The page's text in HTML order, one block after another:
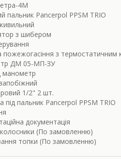
4М
пальник Pancerpol PPSM TRIO
з шибером
пожежогасіння з термостатичним
ДМ 05-МП-ЗУ
манометр
1/2" 2 шт.
під пальник Pancerpol PPSM TRIO
документація
колосники (По замовленню)
топки (По замовленню)